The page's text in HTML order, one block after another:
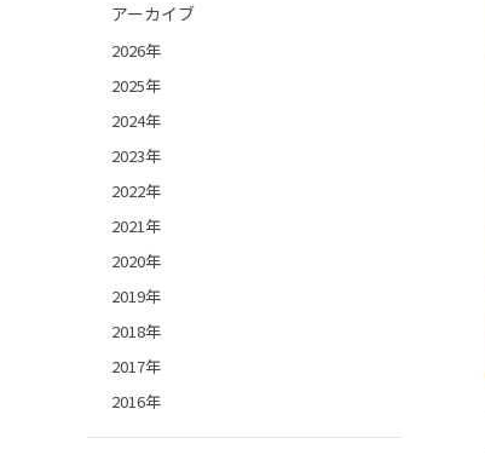
アーカイブ
2026年
2025年
2024年
2023年
2022年
2021年
2020年
2019年
2018年
2017年
2016年